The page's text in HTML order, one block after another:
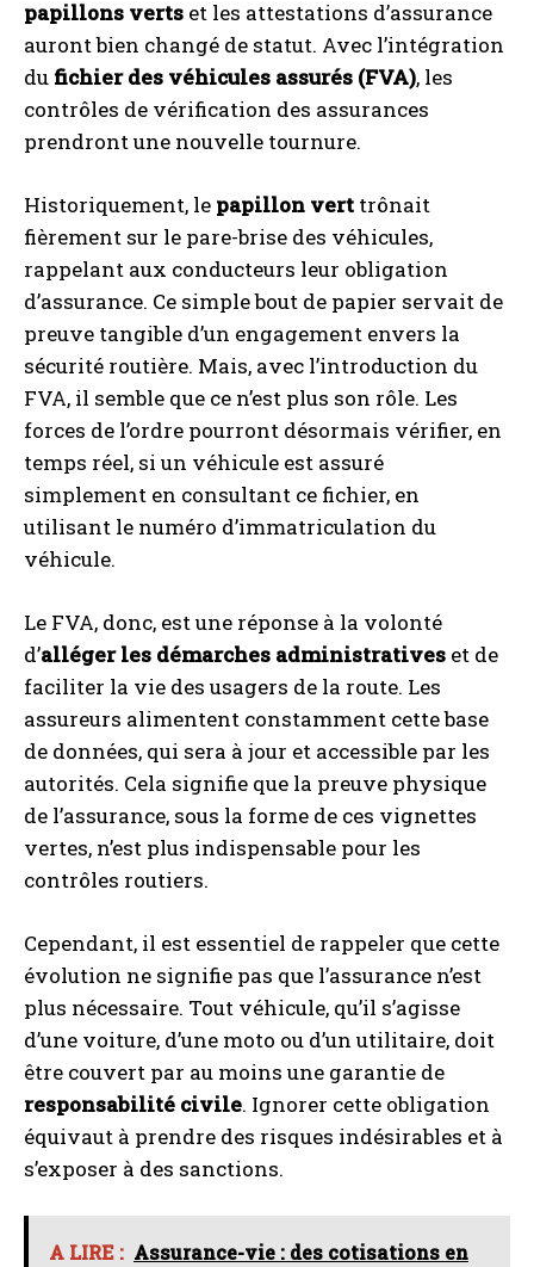
papillons verts et les attestations d’assurance
auront bien changé de statut. Avec l’intégration
du fichier des véhicules assurés (FVA), les
contrôles de vérification des assurances
prendront une nouvelle tournure.
Historiquement, le papillon vert trônait
fièrement sur le pare-brise des véhicules,
rappelant aux conducteurs leur obligation
d’assurance. Ce simple bout de papier servait de
preuve tangible d’un engagement envers la
sécurité routière. Mais, avec l’introduction du
FVA, il semble que ce n’est plus son rôle. Les
forces de l’ordre pourront désormais vérifier, en
temps réel, si un véhicule est assuré
simplement en consultant ce fichier, en
utilisant le numéro d’immatriculation du
véhicule.
Le FVA, donc, est une réponse à la volonté
d’alléger les démarches administratives et de
faciliter la vie des usagers de la route. Les
assureurs alimentent constamment cette base
de données, qui sera à jour et accessible par les
autorités. Cela signifie que la preuve physique
de l’assurance, sous la forme de ces vignettes
vertes, n’est plus indispensable pour les
contrôles routiers.
Cependant, il est essentiel de rappeler que cette
évolution ne signifie pas que l’assurance n’est
plus nécessaire. Tout véhicule, qu’il s’agisse
d’une voiture, d’une moto ou d’un utilitaire, doit
être couvert par au moins une garantie de
responsabilité civile. Ignorer cette obligation
équivaut à prendre des risques indésirables et à
s’exposer à des sanctions.
A LIRE : Assurance-vie : des cotisations en